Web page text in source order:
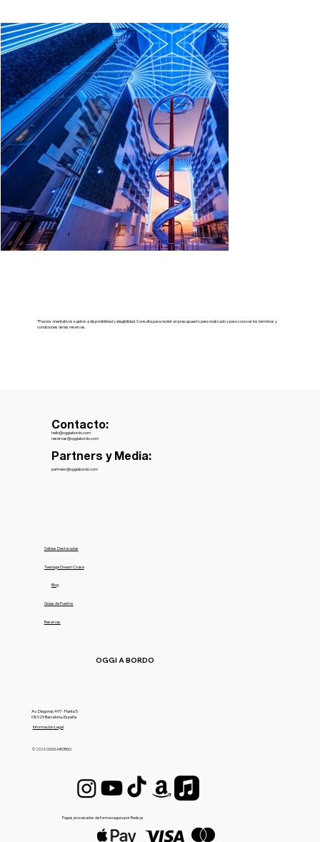
*Precios orientativos sujetos a disponibilidad y elegibilidad. Consulta para recibir un presupuesto personalizado y para conocer los términos y
condiciones de las reservas.
OGGI A BORDO
Av. Diagonal, 497 - Planta 5
08029 Barcelona, España
Información Legal
© 2026 OGGI A BORDO
Salidas Destacadas
Teenage Dream Cruise
Guías de Puertos
Blog
Reservas
Contacto:
hello@oggiabordo.com
reservas@oggiabordo.com
Partners y Media:
partners@oggiabordo.com
Pagos procesados de forma segura por Redsys